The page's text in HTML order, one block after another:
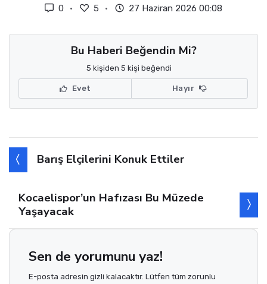
0 5 27 Haziran 2026 00:08
Bu Haberi Beğendin Mi?
5 kişiden 5 kişi beğendi
Evet Hayır
Barış Elçilerini Konuk Ettiler
Kocaelispor’un Hafızası Bu Müzede
Yaşayacak
Sen de yorumunu yaz!
E-posta adresin gizli kalacaktır. Lütfen tüm zorunlu